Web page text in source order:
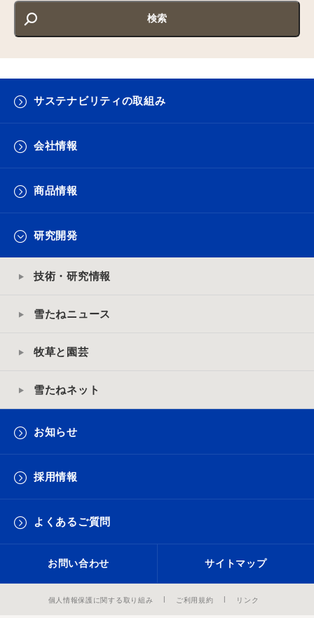
サステナビリティの取組み
会社情報
商品情報
研究開発
技術・研究情報
雪たねニュース
牧草と園芸
雪たねネット
お知らせ
採用情報
よくあるご質問
お問い合わせ サイトマップ
個人情報保護に関する取り組み ご利用規約 リンク